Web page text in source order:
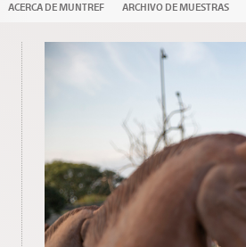
ACERCA DE MUNTREF ARCHIVO DE MUESTRAS